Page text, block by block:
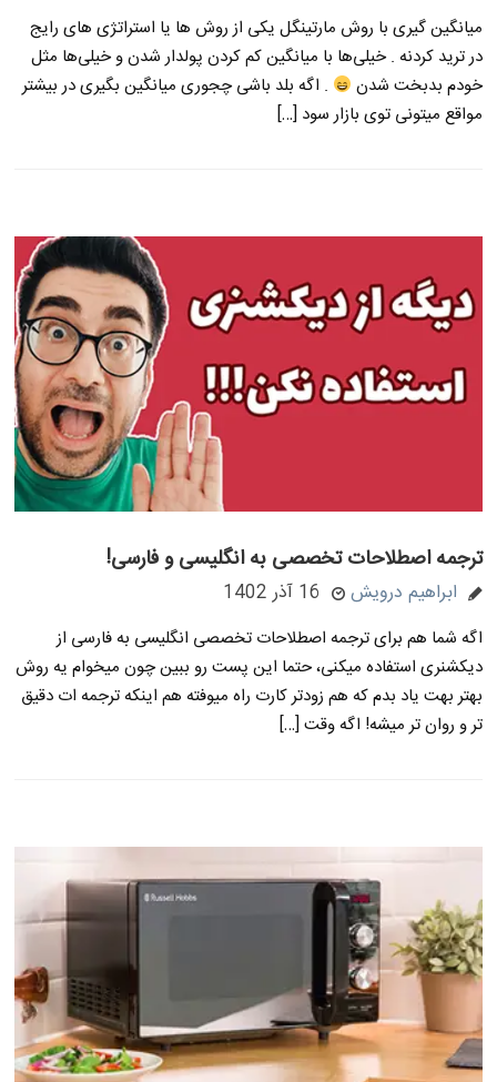
میانگین گیری با روش مارتینگل یکی از روش ها یا استراتژی های رایج
در ترید کردنه . خیلی‌ها با میانگین کم کردن پولدار شدن و خیلی‌ها مثل
خودم بدبخت شدن
. اگه بلد باشی چجوری میانگین بگیری در بیشتر
مواقع میتونی توی بازار سود […]
ترجمه اصطلاحات تخصصی به انگلیسی و فارسی!
ابراهیم درویش 16 آذر 1402
اگه شما هم برای ترجمه اصطلاحات تخصصی انگلیسی به فارسی از
دیکشنری استفاده میکنی، حتما این پست رو ببین چون میخوام یه روش
بهتر بهت یاد بدم که هم زودتر کارت راه میوفته هم اینکه ترجمه ات دقیق
تر و روان تر میشه! اگه وقت […]